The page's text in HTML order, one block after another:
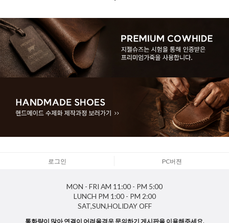
로그인 PC버젼
MON - FRI AM 11:00 - PM 5:00
LUNCH PM 1:00 - PM 2:00
SAT,SUN,HOLIDAYOFF
통화량이 많아 연결이 어려울경우 문의하기 게시판을 이용해주세요.